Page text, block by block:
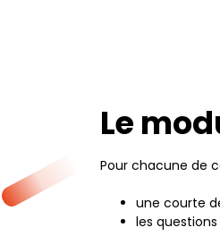
Le
Pour chacune de
une courte
les